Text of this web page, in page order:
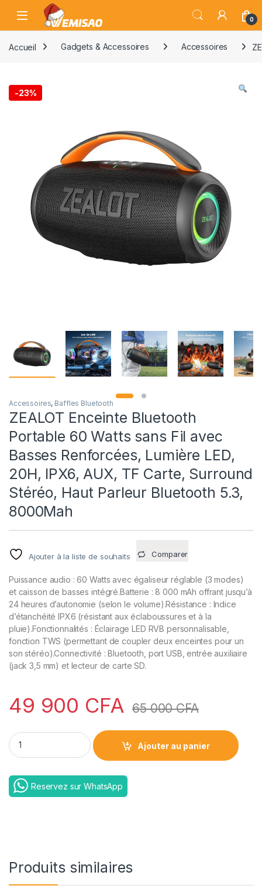
Skip to navigation
Skip to content
Open 0
Accueil Gadgets & Accessoires Accessoires
-23%
Accessoires, Baffles Bluetooth
ZEALOT Enceinte Bluetooth
Portable 60 Watts sans Fil avec
Basses Renforcées, Lumière LED,
20H, IPX6, AUX, TF Carte, Surround
Stéréo, Haut Parleur Bluetooth 5.3,
8000Mah
Ajouter à la liste de souhaits Comparer
Puissance audio : 60 Watts avec égaliseur réglable (3 modes)
et caisson de basses intégré.Batterie : 8 000 mAh offrant jusqu’à
24 heures d’autonomie (selon le volume).Résistance : Indice
d’étanchéité IPX6 (résistant aux éclaboussures et à la
pluie).Fonctionnalités : Éclairage LED RVB personnalisable,
fonction TWS (permettant de coupler deux enceintes pour un
son stéréo).Connectivité : Bluetooth, port USB, entrée auxiliaire
(jack 3,5 mm) et lecteur de carte SD.
49 900 CFA 65 000CFA
ZEALOT Enceinte Bluetooth Portable 60 Watts sans Fil
Ajouter au panier
Reservez sur WhatsApp
Produits similaires